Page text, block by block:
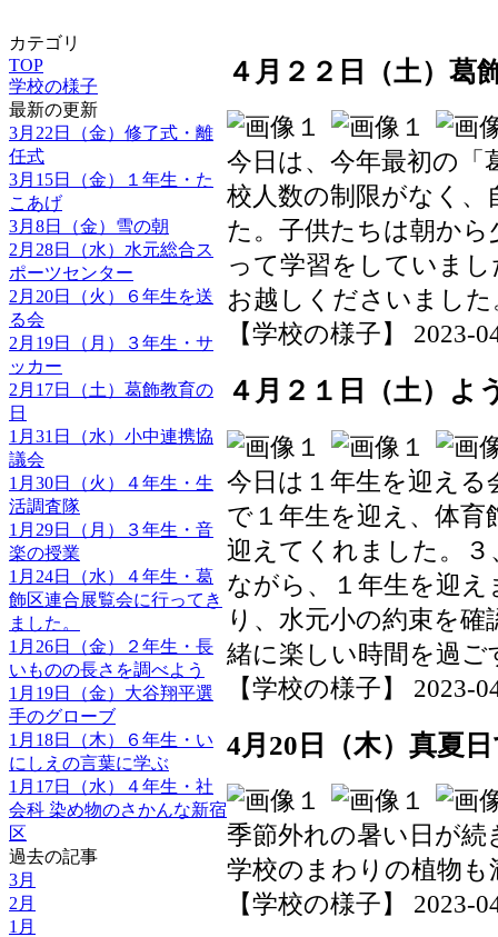
カテゴリ
TOP
学校の様子
最新の更新
3月22日（金）修了式・離
任式
3月15日（金）１年生・た
こあげ
3月8日（金）雪の朝
2月28日（水）水元総合ス
ポーツセンター
2月20日（火）６年生を送
る会
2月19日（月）３年生・サ
ッカー
2月17日（土）葛飾教育の
日
1月31日（水）小中連携協
議会
1月30日（火）４年生・生
活調査隊
1月29日（月）３年生・音
楽の授業
1月24日（水）４年生・葛
飾区連合展覧会に行ってき
ました。
1月26日（金）２年生・長
いものの長さを調べよう
1月19日（金）大谷翔平選
手のグローブ
1月18日（木）６年生・い
にしえの言葉に学ぶ
1月17日（水）４年生・社
会科 染め物のさかんな新宿
区
過去の記事
3月
2月
1月
４月２２日（土）葛
今日は、今年最初の「
校人数の制限がなく
た。子供たちは朝か
って学習をしていま
お越しくださいまし
【学校の様子】 2023-
４月２１日（土）よ
今日は１年生を迎える
で１年生を迎え、体
迎えてくれました。
ながら、１年生を迎
り、水元小の約束を
緒に楽しい時間を過
【学校の様子】 2023-
4月20日（木）真夏
季節外れの暑い日が
学校のまわりの植物も
【学校の様子】 2023-